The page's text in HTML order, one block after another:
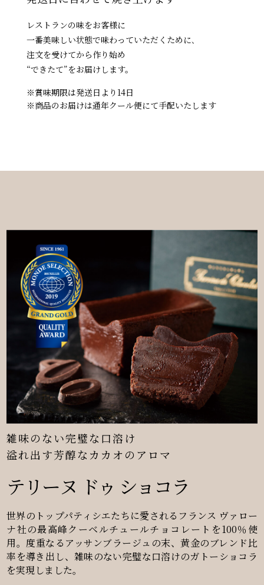
レストランの味をお客様に
一番美味しい状態で味わっていただくために､
注文を受けてから作り始め
“できたて”をお届けします。
※賞味期限は発送日より14日
※商品のお届けは通年クール便にて手配いたします
雑味のない完璧な口溶け
溢れ出す芳醇なカカオのアロマ
テリーヌ ドゥ ショコラ
世界のトップパティシエたちに愛されるフランス ヴァロー
ナ社の最高峰クーベルチュールチョコレートを100％使
用。度重なるアッサンブラージュの末、黄金のブレンド比
率を導き出し、雑味のない完璧な口溶けのガトーショコラ
を実現しました。